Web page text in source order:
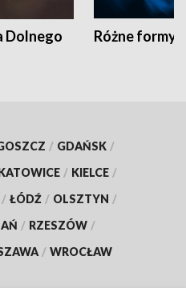
Dolnego
Różne formy
/ GDAŃSK /
/ KIELCE /
/ ŁÓDŹ / OLSZTYN /
/ RZESZÓW /
/ WROCŁAW